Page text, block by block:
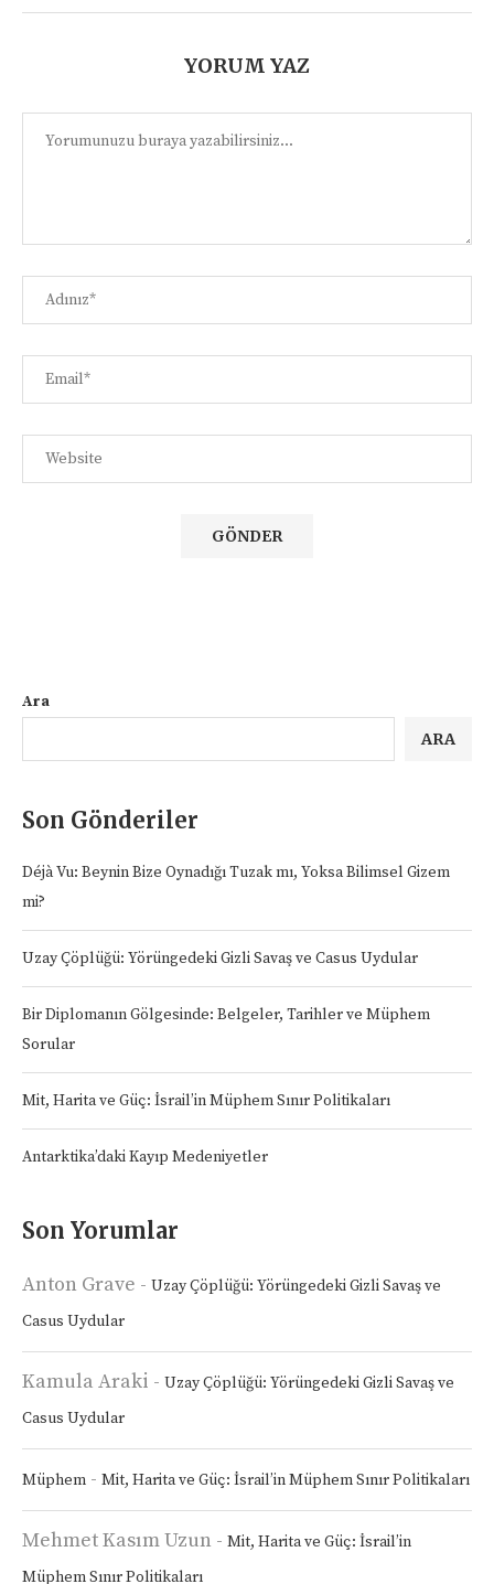
YORUM YAZ
Ara
ARA
Son Gönderiler
Déjà Vu: Beynin Bize Oynadığı Tuzak mı, Yoksa Bilimsel Gizem
mi?
Uzay Çöplüğü: Yörüngedeki Gizli Savaş ve Casus Uydular
Bir Diplomanın Gölgesinde: Belgeler, Tarihler ve Müphem
Sorular
Mit, Harita ve Güç: İsrail’in Müphem Sınır Politikaları
Antarktika’daki Kayıp Medeniyetler
Son Yorumlar
Anton Grave - Uzay Çöplüğü: Yörüngedeki Gizli Savaş ve
Casus Uydular
Kamula Araki - Uzay Çöplüğü: Yörüngedeki Gizli Savaş ve
Casus Uydular
Müphem - Mit, Harita ve Güç: İsrail’in Müphem Sınır Politikaları
Mehmet Kasım Uzun - Mit, Harita ve Güç: İsrail’in
Müphem Sınır Politikaları